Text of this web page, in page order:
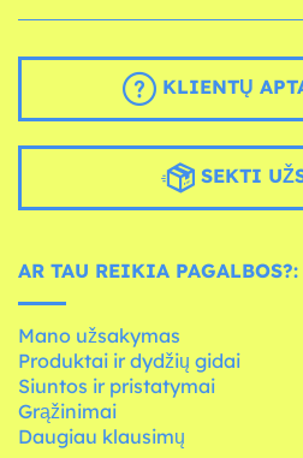
KLIENTŲ
SEKTI
AR TAU REIKIA PAGALBOS?:
Mano užsakymas
Produktai ir dydžių gidai
Siuntos ir pristatymai
Grąžinimai
Daugiau klausimų